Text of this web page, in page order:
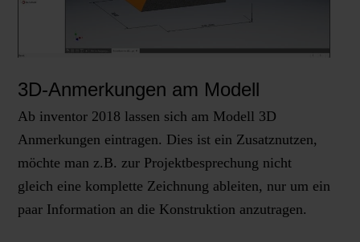
3D-Anmerkungen am Modell
Ab inventor 2018 lassen sich am Modell 3D
Anmerkungen eintragen. Dies ist ein Zusatznutzen,
möchte man z.B. zur Projektbesprechung nicht
gleich eine komplette Zeichnung ableiten, nur um ein
paar Information an die Konstruktion anzutragen.